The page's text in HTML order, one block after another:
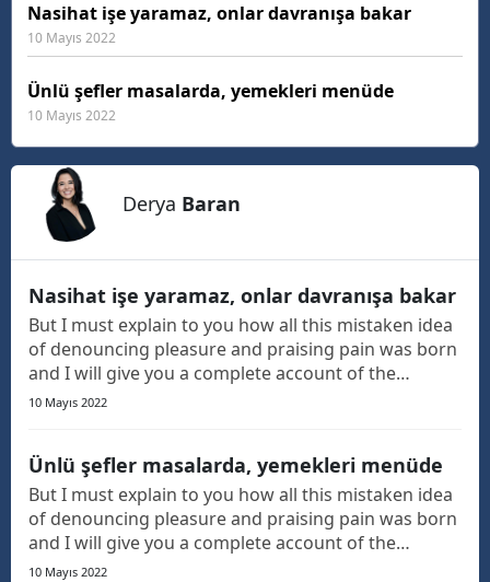
Nasihat işe yaramaz, onlar davranışa bakar
10 Mayıs 2022
Ünlü şefler masalarda, yemekleri menüde
10 Mayıs 2022
Derya Baran
Nasihat işe yaramaz, onlar davranışa bakar
But I must explain to you how all this mistaken idea
of denouncing pleasure and praising pain was born
and I will give you a complete account of the
system, and expound the actual teachings of the
10 Mayıs 2022
Ünlü şefler masalarda, yemekleri menüde
But I must explain to you how all this mistaken idea
of denouncing pleasure and praising pain was born
and I will give you a complete account of the
system, and expound the actual teachings of the
10 Mayıs 2022